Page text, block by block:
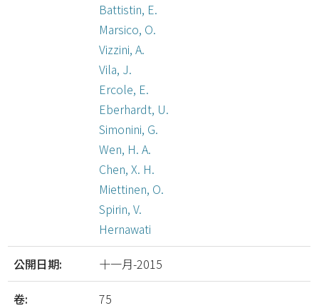
Battistin, E.
Marsico, O.
Vizzini, A.
Vila, J.
Ercole, E.
Eberhardt, U.
Simonini, G.
Wen, H. A.
Chen, X. H.
Miettinen, O.
Spirin, V.
Hernawati
公開日期: 十一月-2015
卷: 75